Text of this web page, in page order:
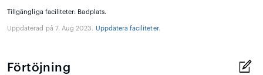
Tillgängliga faciliteter: Badplats.
Uppdaterad på 7. Aug 2023. Uppdatera faciliteter.
Förtöjning